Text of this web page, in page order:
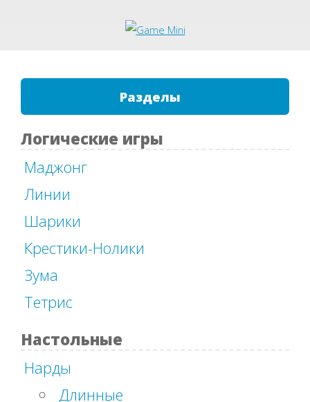
Разделы
Логические игры
Маджонг
Линии
Шарики
Крестики-Нолики
Зума
Тетрис
Настольные
Нарды
Длинные